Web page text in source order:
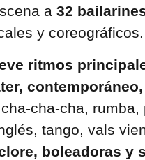
a 32
y coreográficos.
ritmos
cha-cha, rumba,
tango, vals
boleadoras y